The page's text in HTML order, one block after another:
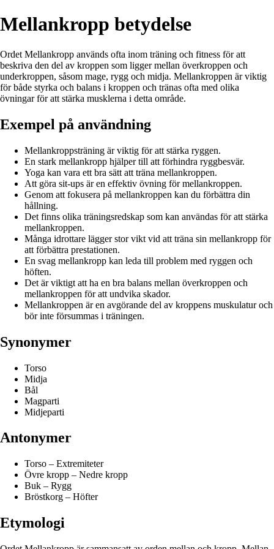
Mellankropp betydelse
Ordet Mellankropp används ofta inom träning och fitness för att
beskriva den del av kroppen som ligger mellan överkroppen och
underkroppen, såsom mage, rygg och midja. Mellankroppen är viktig
för både styrka och balans i kroppen och tränas ofta med olika
övningar för att stärka musklerna i detta område.
Exempel på användning
Mellankroppsträning är viktig för att stärka ryggen.
En stark mellankropp hjälper till att förhindra ryggbesvär.
Yoga kan vara ett bra sätt att träna mellankroppen.
Att göra sit-ups är en effektiv övning för mellankroppen.
Genom att fokusera på mellankroppen kan du förbättra din
hållning.
Det finns olika träningsredskap som kan användas för att stärka
mellankroppen.
Många idrottare lägger stor vikt vid att träna sin mellankropp för
att förbättra prestationen.
En svag mellankropp kan leda till problem med ryggen och
höften.
Det är viktigt att ha en bra balans mellan överkroppen och
mellankroppen för att undvika skador.
Mellankroppen är en avgörande del av kroppens muskulatur och
bör inte försummas i träningen.
Synonymer
Torso
Midja
Bål
Magparti
Midjeparti
Antonymer
Torso – Extremiteter
Övre kropp – Nedre kropp
Buk – Rygg
Bröstkorg – Höfter
Etymologi